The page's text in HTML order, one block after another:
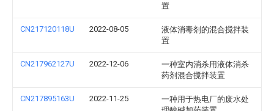
置
CN217120118U 2022-08-05
液体消毒剂的混合搅拌装
置
CN217962127U 2022-12-06
一种室内消杀用液体消杀
药剂混合搅拌装置
CN217895163U 2022-11-25
一种用于热电厂的废水处